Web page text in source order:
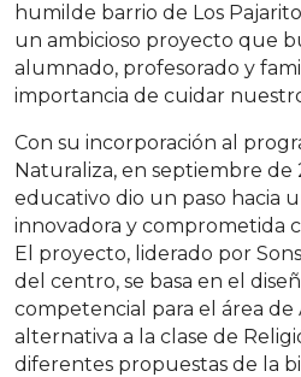
humilde barrio de Los
un ambicioso proyecto que
alumnado, profesorado y
importancia de cuidar
Con su incorporación al
Naturaliza, en septiembre de
educativo dio un paso hacia
innovadora y comprometida
El proyecto, liderado por
del centro, se basa en el
competencial para el área de
alternativa a la clase de
diferentes propuestas de la